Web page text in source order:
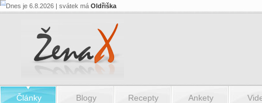
Dnes je 6.8.2026 | svátek má Oldřiška
Články Blogy Recepty Ankety